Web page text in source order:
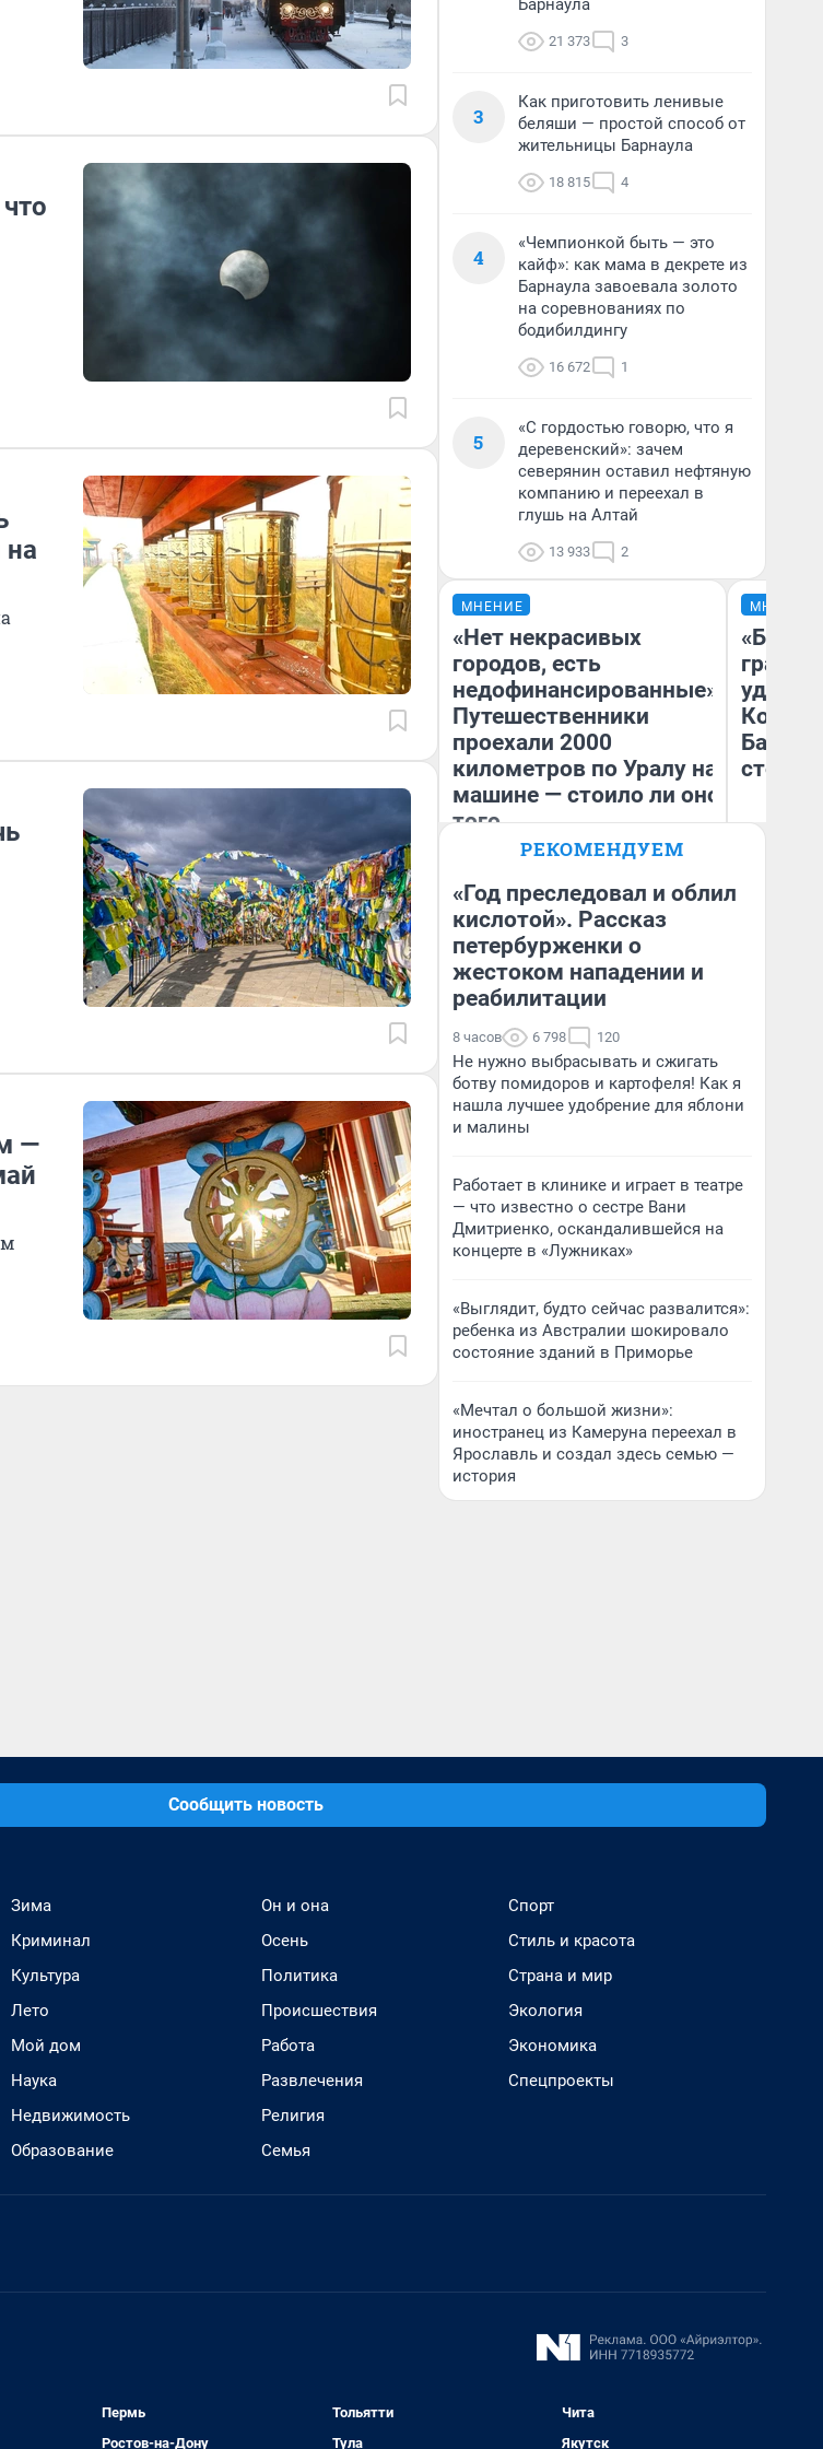
на
—
Барнаула
21 373 3
3
Как приготовить ленивые
беляши — простой способ от
жительницы Барнаула
18 815 4
4
«Чемпионкой быть — это
кайф»: как мама в декрете из
Барнаула завоевала золото
на соревнованиях по
бодибилдингу
16 672 1
5
«С гордостью говорю, что я
деревенский»: зачем
северянин оставил нефтяную
компанию и переехал в
глушь на Алтай
13 933 2
МНЕНИЕ
«Нет некрасивых
городов, есть
недофинансированные».
Путешественники
проехали 2000
километров по Уралу на
машине — стоило ли оно
того
Екатерина Литкевич
МНЕНИЕ
«Будто
стоил
РЕКОМЕНДУЕМ
«Год преследовал и облил
кислотой». Рассказ
петербурженки о
жестоком нападении и
реабилитации
8 часов 6 798 120
Не нужно выбрасывать и сжигать
ботву помидоров и картофеля! Как я
нашла лучшее удобрение для яблони
и малины
Работает в клинике и играет в театре
— что известно о сестре Вани
Дмитриенко, оскандалившейся на
концерте в «Лужниках»
«Выглядит, будто сейчас развалится»:
ребенка из Австралии шокировало
состояние зданий в Приморье
«Мечтал о большой жизни»:
иностранец из Камеруна переехал в
Ярославль и создал здесь семью —
история
Сообщить новость
Зима
Криминал
Культура
Лето
Мой дом
Наука
Недвижимость
Образование
Он и она
Осень
Политика
Происшествия
Работа
Развлечения
Религия
Семья
Спорт
Стиль и красота
Страна и мир
Экология
Экономика
Спецпроекты
Пермь
Ростов-на-Дону
Тольятти
Тула
Чита
Якутск